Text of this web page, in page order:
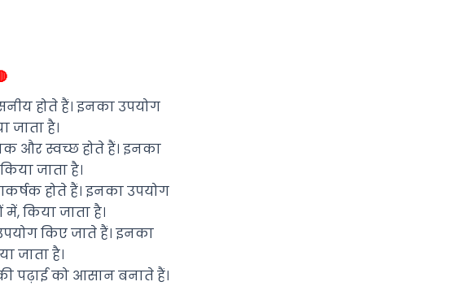
होते हैं। इनका उपयोग
जाता है।
और स्वच्छ होते हैं। इनका
जाता है।
होते हैं। इनका उपयोग
किया जाता है।
किए जाते हैं। इनका
जाता है।
पढ़ाई को आसान बनाते हैं।